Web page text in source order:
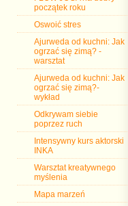
początek roku
Oswoić stres
Ajurweda od kuchni: Jak
ogrzać się zimą? -
warsztat
Ajurweda od kuchni: Jak
ogrzać się zimą?-
wykład
Odkrywam siebie
poprzez ruch
Intensywny kurs aktorski
INKA
Warsztat kreatywnego
myślenia
Mapa marzeń